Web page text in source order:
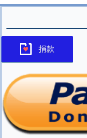
捐款